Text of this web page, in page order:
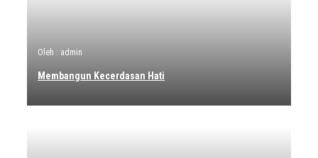
Oleh : admin
Membangun Kecerdasan Hati